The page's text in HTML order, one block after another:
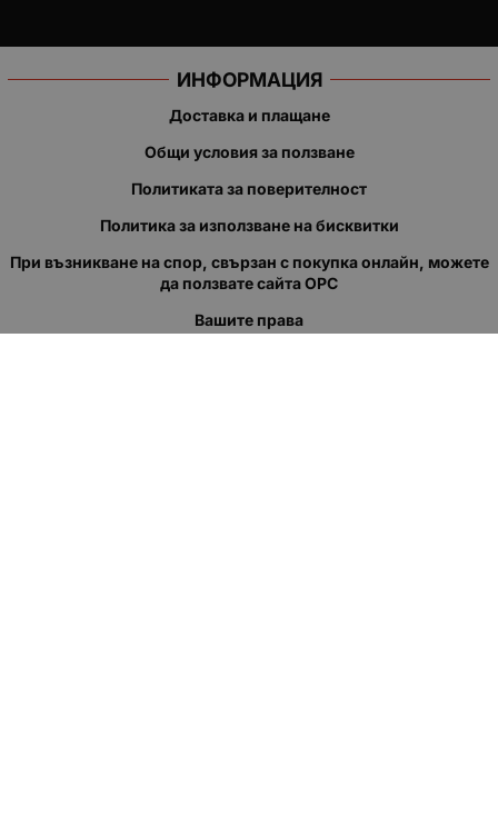
ИНФОРМАЦИЯ
Доставка и плащане
Общи условия за ползване
Политиката за поверителност
Политика за използване на бисквитки
При възникване на спор, свързан с покупка онлайн, можете
да ползвате сайта ОРС
Вашите права